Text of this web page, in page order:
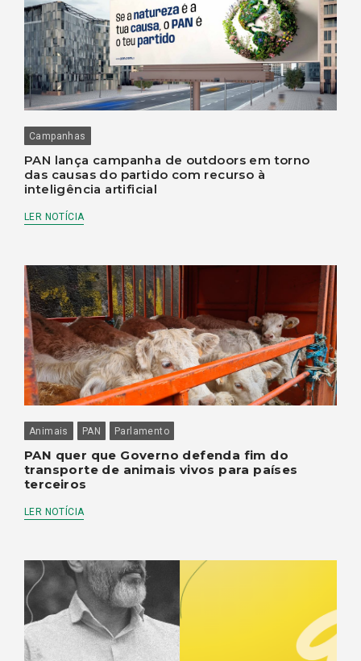
Campanhas
PAN lança campanha de outdoors em torno
das causas do partido com recurso à
inteligência artificial
LER NOTÍCIA
Animais PAN Parlamento
PAN quer que Governo defenda fim do
transporte de animais vivos para países
terceiros
LER NOTÍCIA